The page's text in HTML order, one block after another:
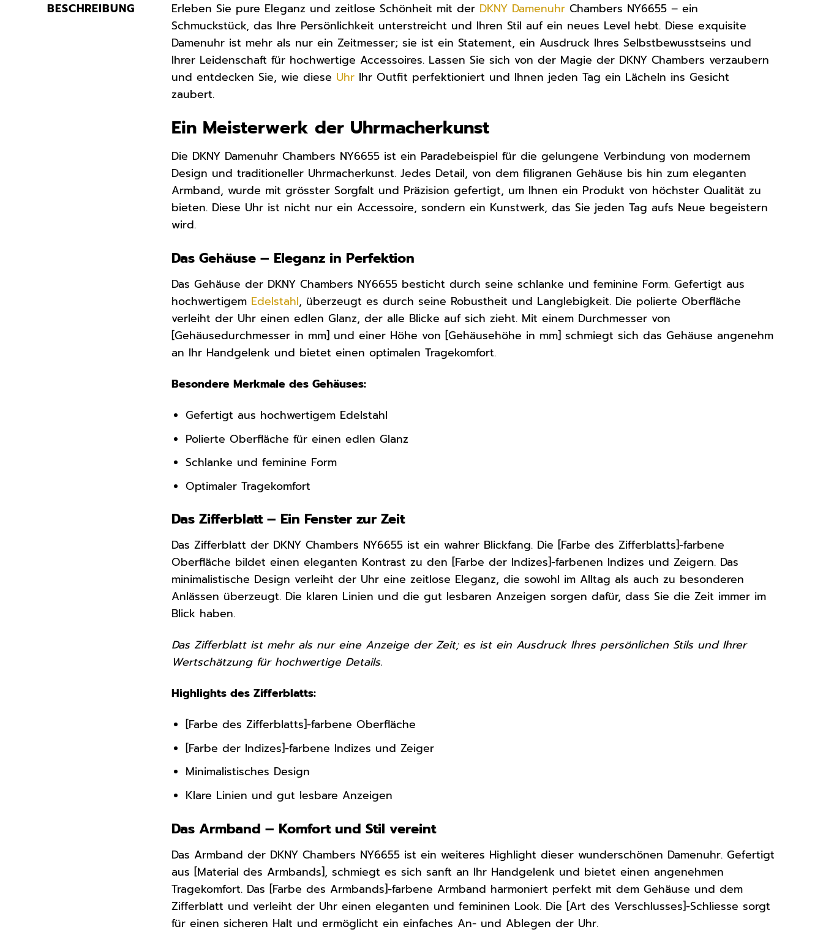
BESCHREIBUNG Erleben Sie pure Eleganz und zeitlose Schönheit mit der DKNY Damenuhr Chambers NY6655 – ein
Schmuckstück, das Ihre Persönlichkeit unterstreicht und Ihren Stil auf ein neues Level hebt. Diese exquisite
Damenuhr ist mehr als nur ein Zeitmesser; sie ist ein Statement, ein Ausdruck Ihres Selbstbewusstseins und
Ihrer Leidenschaft für hochwertige Accessoires. Lassen Sie sich von der Magie der DKNY Chambers verzaubern
und entdecken Sie, wie diese Uhr Ihr Outfit perfektioniert und Ihnen jeden Tag ein Lächeln ins Gesicht
zaubert.
Ein Meisterwerk der Uhrmacherkunst
Die DKNY Damenuhr Chambers NY6655 ist ein Paradebeispiel für die gelungene Verbindung von modernem
Design und traditioneller Uhrmacherkunst. Jedes Detail, von dem filigranen Gehäuse bis hin zum eleganten
Armband, wurde mit grösster Sorgfalt und Präzision gefertigt, um Ihnen ein Produkt von höchster Qualität zu
bieten. Diese Uhr ist nicht nur ein Accessoire, sondern ein Kunstwerk, das Sie jeden Tag aufs Neue begeistern
wird.
Das Gehäuse – Eleganz in Perfektion
Das Gehäuse der DKNY Chambers NY6655 besticht durch seine schlanke und feminine Form. Gefertigt aus
hochwertigem Edelstahl, überzeugt es durch seine Robustheit und Langlebigkeit. Die polierte Oberfläche
verleiht der Uhr einen edlen Glanz, der alle Blicke auf sich zieht. Mit einem Durchmesser von
[Gehäusedurchmesser in mm] und einer Höhe von [Gehäusehöhe in mm] schmiegt sich das Gehäuse angenehm
an Ihr Handgelenk und bietet einen optimalen Tragekomfort.
Besondere Merkmale des Gehäuses:
Gefertigt aus hochwertigem Edelstahl
Polierte Oberfläche für einen edlen Glanz
Schlanke und feminine Form
Optimaler Tragekomfort
Das Zifferblatt – Ein Fenster zur Zeit
Das Zifferblatt der DKNY Chambers NY6655 ist ein wahrer Blickfang. Die [Farbe des Zifferblatts]-farbene
Oberfläche bildet einen eleganten Kontrast zu den [Farbe der Indizes]-farbenen Indizes und Zeigern. Das
minimalistische Design verleiht der Uhr eine zeitlose Eleganz, die sowohl im Alltag als auch zu besonderen
Anlässen überzeugt. Die klaren Linien und die gut lesbaren Anzeigen sorgen dafür, dass Sie die Zeit immer im
Blick haben.
Das Zifferblatt ist mehr als nur eine Anzeige der Zeit; es ist ein Ausdruck Ihres persönlichen Stils und Ihrer
Wertschätzung für hochwertige Details.
Highlights des Zifferblatts:
[Farbe des Zifferblatts]-farbene Oberfläche
[Farbe der Indizes]-farbene Indizes und Zeiger
Minimalistisches Design
Klare Linien und gut lesbare Anzeigen
Das Armband – Komfort und Stil vereint
Das Armband der DKNY Chambers NY6655 ist ein weiteres Highlight dieser wunderschönen Damenuhr. Gefertigt
aus [Material des Armbands], schmiegt es sich sanft an Ihr Handgelenk und bietet einen angenehmen
Tragekomfort. Das [Farbe des Armbands]-farbene Armband harmoniert perfekt mit dem Gehäuse und dem
Zifferblatt und verleiht der Uhr einen eleganten und femininen Look. Die [Art des Verschlusses]-Schliesse sorgt
für einen sicheren Halt und ermöglicht ein einfaches An- und Ablegen der Uhr.